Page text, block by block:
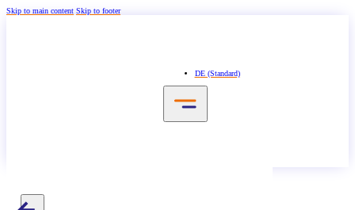
Skip to main content Skip to footer
DE (Standard)